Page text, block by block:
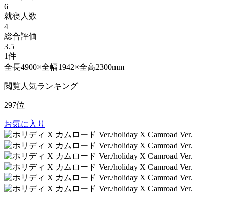
6
就寝人数
4
総合評価
3.5
1件
全長4900×全幅1942×全高2300mm
閲覧人気ランキング
297位
お気に入り